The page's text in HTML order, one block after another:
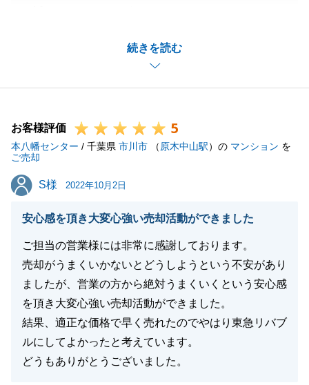
続きを読む
事にご売却・お引渡しとなり担当としてもとても嬉し
今後も不動産売買に関らず何かお困りの事があればお
末永いお付き合いの程、宜しくお願い致します。
お客様評価 5
本八幡センター / 千葉県 市川市 （ 原木中山駅）の マンション を
ご売却
S様
S様 2022年10月2日
安心感を頂き大変心強い売却活動ができました
ご担当の営業様には非常に感謝しております。
売却がうまくいかないとどうしようという不安があり
ましたが、営業の方から絶対うまくいくという安心感
を頂き大変心強い売却活動ができました。
結果、適正な価格で早く売れたのでやはり東急リバブ
ルにしてよかったと考えています。
どうもありがとうございました。